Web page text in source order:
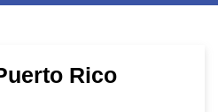
Rico